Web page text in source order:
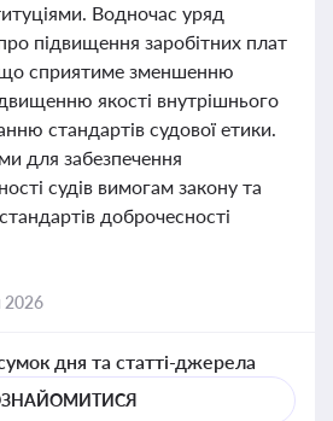
Водночас уряд
підвищення заробітних плат
що сприятиме зменшенню
якості внутрішнього
стандартів судової етики.
для забезпечення
судів вимогам закону та
доброчесності
2026
дня та статті-джерела